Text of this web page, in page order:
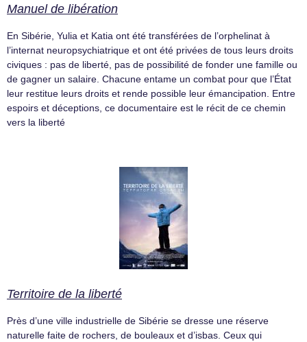
Manuel de libération
En Sibérie, Yulia et Katia ont été transférées de l’orphelinat à
l’internat neuropsychiatrique et ont été privées de tous leurs droits
civiques : pas de liberté, pas de possibilité de fonder une famille ou
de gagner un salaire. Chacune entame un combat pour que l’État
leur restitue leurs droits et rende possible leur émancipation. Entre
espoirs et déceptions, ce documentaire est le récit de ce chemin
vers la liberté
Territoire de la liberté
Près d’une ville industrielle de Sibérie se dresse une réserve
naturelle faite de rochers, de bouleaux et d’isbas. Ceux qui